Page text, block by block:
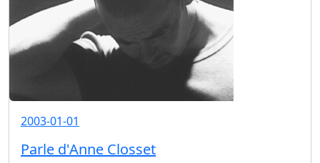
2003-01-01
Parle d'Anne Closset